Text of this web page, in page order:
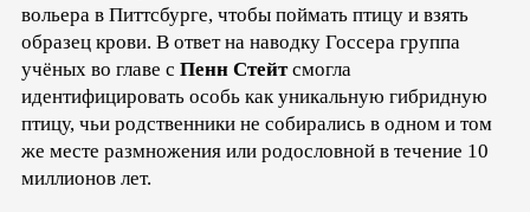
вольера в Питтсбурге, чтобы поймать птицу и взять
образец крови. В ответ на наводку Госсера группа
учёных во главе с Пенн Стейтсмогла
идентифицировать особь как уникальную гибридную
птицу, чьи родственники не собирались в одном и том
же месте размножения или родословной в течение 10
миллионов лет.